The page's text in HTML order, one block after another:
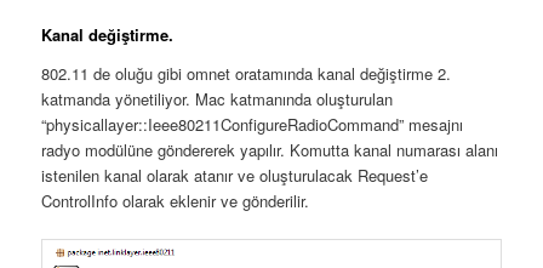
Kanal değiştirme.
802.11 de oluğu gibi omnet oratamında kanal değiştirme 2.
katmanda yönetiliyor. Mac katmanında oluşturulan
“physicallayer::Ieee80211ConfigureRadioCommand” mesajnı
radyo modülüne göndererek yapılır. Komutta kanal numarası alanı
istenilen kanal olarak atanır ve oluşturulacak Request’e
ControlInfo olarak eklenir ve gönderilir.